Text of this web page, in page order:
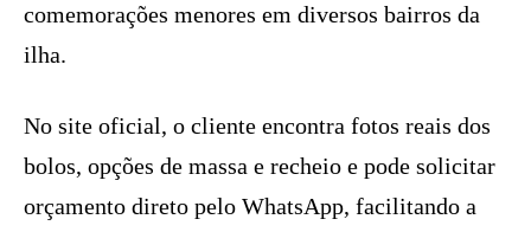
comemorações menores em diversos bairros da
ilha.
No site oficial, o cliente encontra fotos reais dos
bolos, opções de massa e recheio e pode solicitar
orçamento direto pelo WhatsApp, facilitando a